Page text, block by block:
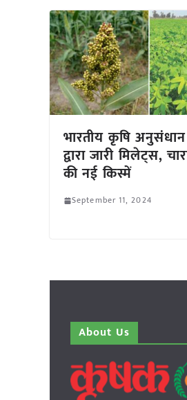
भारतीय कृषि
द्वारा जारी मिलेट्स,
की नई किस्में
September 11, 2024
About Us